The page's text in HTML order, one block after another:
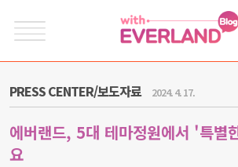
PRESS CENTER/보도자료 2024. 4. 17.
에버랜드, 5대 테마정원에서 '특별
요